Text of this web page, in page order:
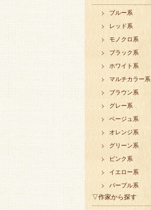
ブルー系
レッド系
モノクロ系
ブラック系
ホワイト系
マルチカラー系
ブラウン系
グレー系
ベージュ系
オレンジ系
グリーン系
ピンク系
イエロー系
パープル系
▽作家から探す